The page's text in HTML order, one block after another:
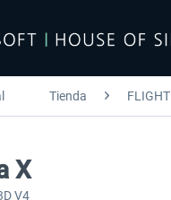
Tienda FLIGHT
X
V4